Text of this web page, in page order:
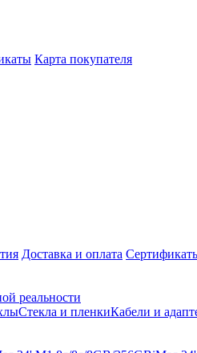
Карта покупателя
Доставка и оплата
реальности
Стекла и пленкиКабели и